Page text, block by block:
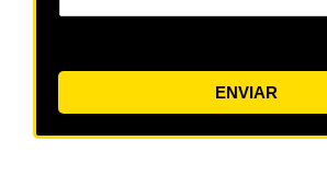
ENVIAR